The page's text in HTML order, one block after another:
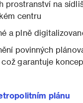
prostranství na
centru
a plně
povinných
což garantuje
plánu